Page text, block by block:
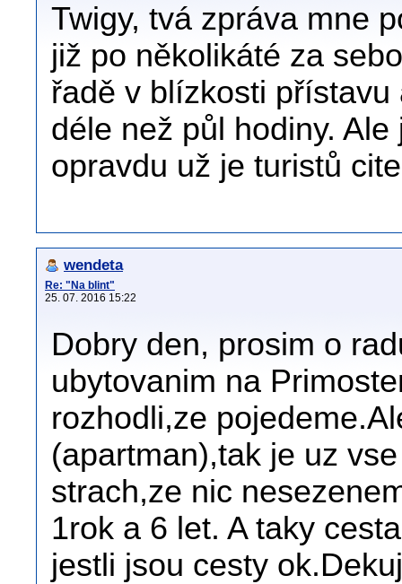
Twigy, tvá zpráva mne
již po několikáté za
řadě v blízkosti
déle než půl hodiny.
opravdu už je turistů
wendeta
Re: "Na blint"
25. 07. 2016 15:22
Dobry den, prosim o
ubytovanim na
rozhodli,ze
(apartman),tak je uz
strach,ze nic
1rok a 6 let. A taky
jestli jsou cesty